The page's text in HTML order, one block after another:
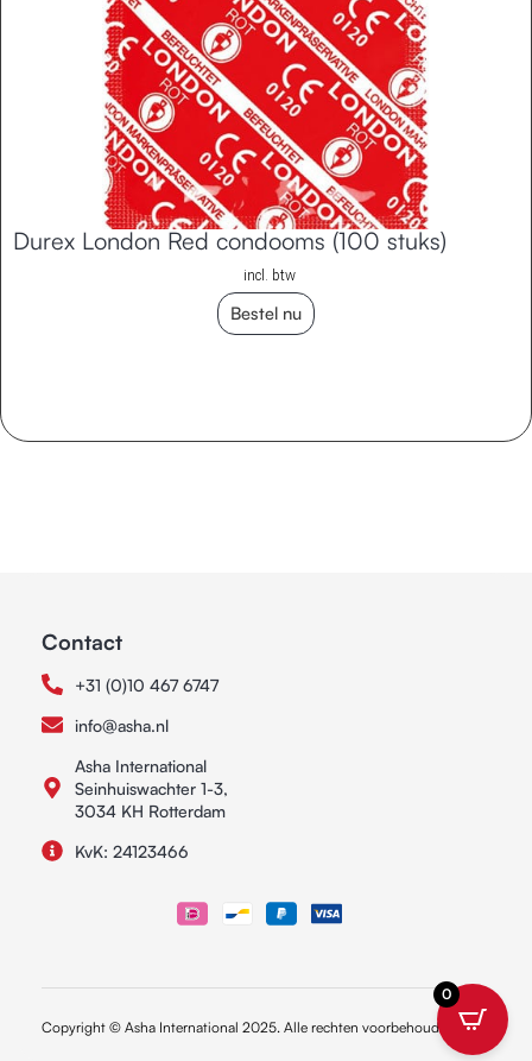
Durex London Red condooms (100 stuks)
incl. btw
Bestel nu
Contact
+31 (0)10 467 6747
info@asha.nl
Asha International
Seinhuiswachter 1-3,
3034 KH Rotterdam
KvK: 24123466
Copyright © Asha International 2025. Alle rechten voorbehouden.
0